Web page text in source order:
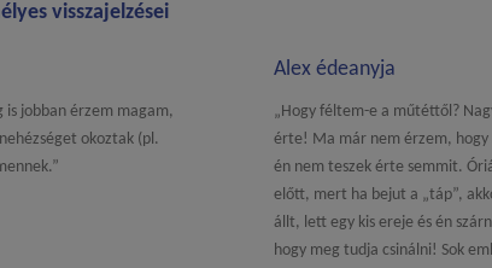
visszajelzései
is jobban érzem magam,
okoztak (pl.
Alex édeanyja
„Hogy féltem-e a műtéttől?
érte! Ma már nem érzem, hogy
én nem teszek érte semmit.
előtt, mert ha bejut a „táp”,
állt, lett egy kis ereje és én
hogy meg tudja csinálni! Sok